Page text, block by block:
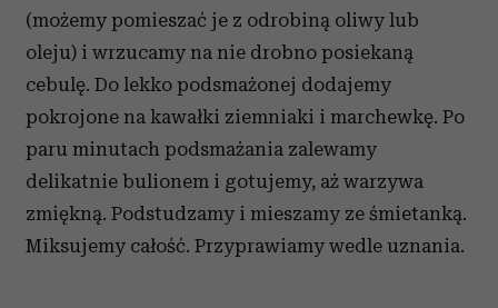
(możemy pomieszać je z odrobiną oliwy lub
oleju) i wrzucamy na nie drobno posiekaną
cebulę. Do lekko podsmażonej dodajemy
pokrojone na kawałki ziemniaki i marchewkę. Po
paru minutach podsmażania zalewamy
delikatnie bulionem i gotujemy, aż warzywa
zmiękną. Podstudzamy i mieszamy ze śmietanką.
Miksujemy całość. Przyprawiamy wedle uznania.